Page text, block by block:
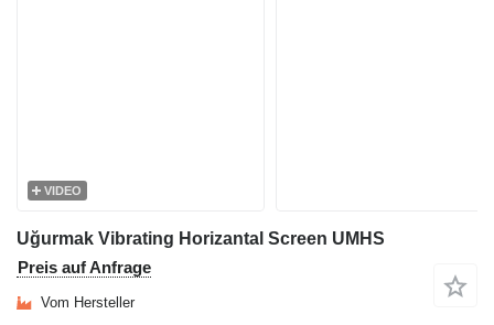
VIDEO
Uğurmak Vibrating Horizantal Screen UMHS
Preis auf Anfrage
Vom Hersteller